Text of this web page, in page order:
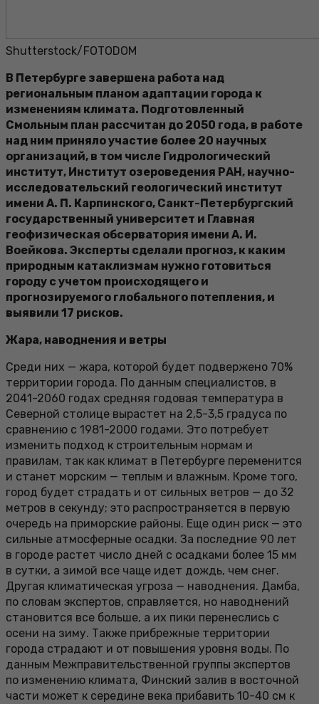
Shutterstock/FOTODOM
В Петербурге завершена работа над
региональным планом адаптации города к
изменениям климата. Подготовленный
Смольным план рассчитан до 2050 года, в работе
над ним приняло участие более 20 научных
организаций, в том числе Гидрологический
институт, Институт озероведения РАН, научно-
исследовательский геологический институт
имени А. П. Карпинского, Санкт-Петербургский
государственный университет и Главная
геофизическая обсерватория имени А. И.
Воейкова. Эксперты сделали прогноз, к каким
природным катаклизмам нужно готовиться
городу с учетом происходящего и
прогнозируемого глобального потепления, и
выявили 17 рисков.
Жара, наводнения и ветры
Среди них — жара, которой будет подвержено 70%
территории города. По данным специалистов, в
2041-2060 годах средняя годовая температура в
Северной столице вырастет на 2,5-3,5 градуса по
сравнению с 1981-2000 годами. Это потребует
изменить подход к строительным нормам и
правилам, так как климат в Петербурге переменится
и станет морским — теплым и влажным. Кроме того,
город будет страдать и от сильных ветров — до 32
метров в секунду; это распространяется в первую
очередь на приморские районы. Еще один риск — это
сильные атмосферные осадки. За последние 90 лет
в городе растет число дней с осадками более 15 мм
в сутки, а зимой все чаще идет дождь, чем снег.
Другая климатическая угроза — наводнения. Дамба,
по словам экспертов, справляется, но наводнений
становится все больше, а их пики перенеслись с
осени на зиму. Также прибрежные территории
города страдают и от повышения уровня воды. По
данным Межправительственной группы экспертов
по изменению климата, Финский залив в восточной
части может к середине века прибавить 10-40 см к